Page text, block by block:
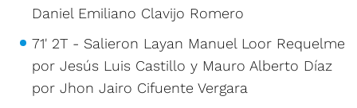
Daniel Emiliano Clavijo Romero
71' 2T - Salieron Layan Manuel Loor Requelme
por Jesús Luis Castillo y Mauro Alberto Díaz
por Jhon Jairo Cifuente Vergara